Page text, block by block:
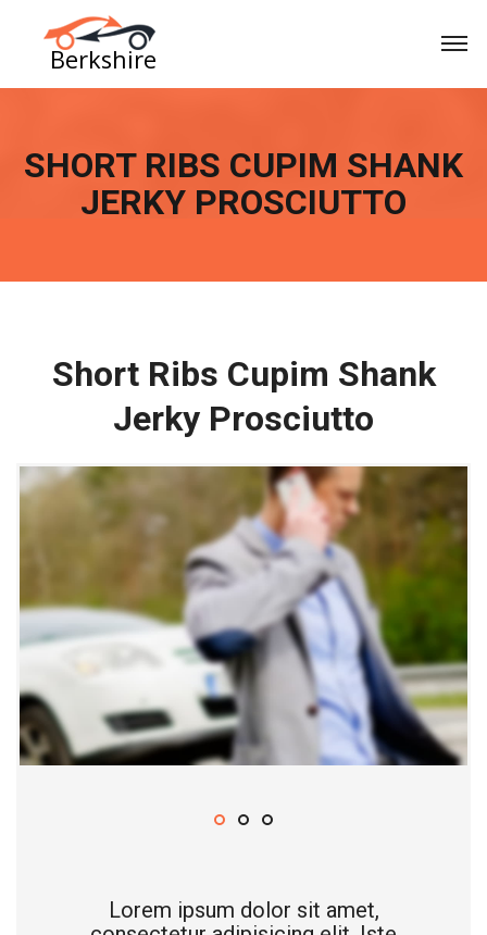
SHORT RIBS CUPIM SHANK
JERKY PROSCIUTTO
Short Ribs Cupim Shank
Jerky Prosciutto
Lorem ipsum dolor sit amet,